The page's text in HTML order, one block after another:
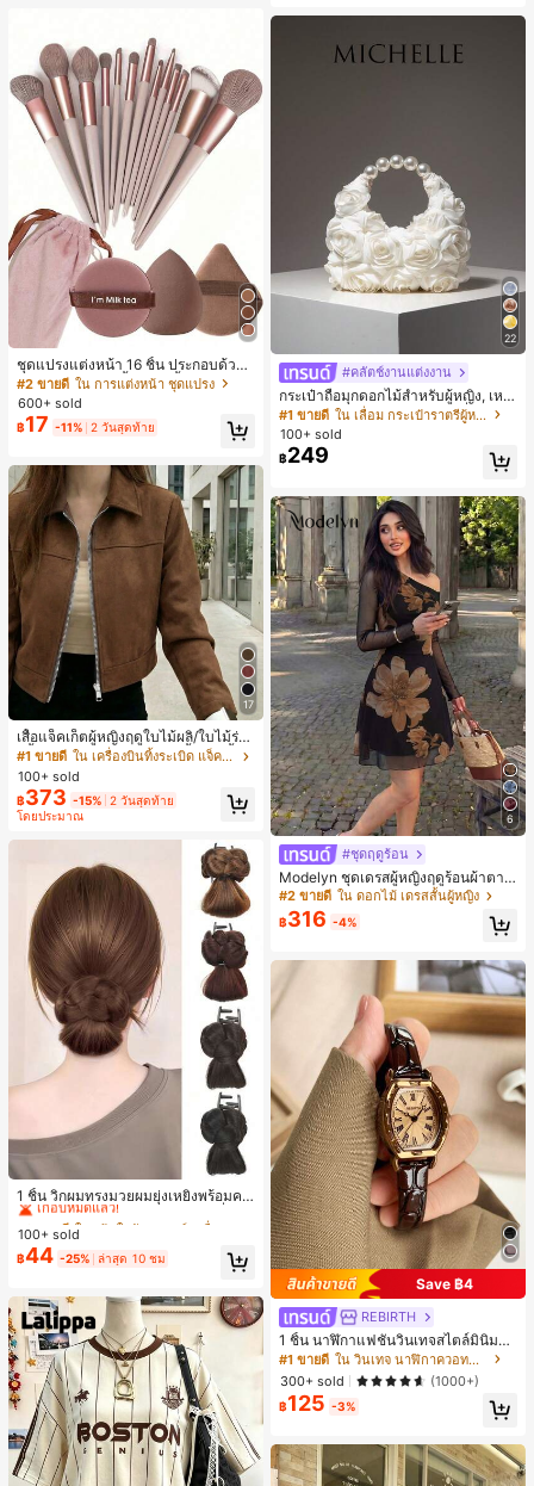
ชุดแปรงแต่งหน้า 16 ชิ้น ประกอบด้วยแ
ปรงแต่งหน้า 13 ชิ้น, ฟองน้ำแต่งหน้ารู
ปหยดน้ำ 1 ชิ้น, แปรงแป้งรองพื้นกลม 1
ชิ้น และฟองน้ำแต่งหน้ารูปสามเหลี่ยม
1 ชิ้น - ชุดคลาสสิก ทำจากขนสังเคราะ
หญิงและเด็กผู้หญิง เหมาะสำหรับฤดูใบ
ไม้ร่วงและฤดูหนาว
#2 ขายดี ใน การแต่งหน้า ชุดแปรง
600+ sold
฿17 -11% 2 วันสุดท้าย
17
เสื้อแจ็คเก็ตผู้หญิงฤดูใบไม้ผลิ/ใบไม้ร่วง
สีพื้น หนังเทียม สไตล์ปกคอเสื้อ ซิปขึ้น
แขนยาว สไตล์ลำลอง วิทยาลัย สนามบิ
น เสื้อนอก สีน้ำตาล สไตล์สบายๆ ฤดูใบ
ไม้ร่วง
#1 ขายดี
ใน เครื่องบินทิ้งระเบิด แจ็คเก็ตผู้หญิง
100+ sold
฿373 -15% 2 วันสุดท้าย
โดยประมาณ
1 ชิ้น วิกผมทรงมวยผมยุ่งเหยิงพร้อมคลิ
ปหนีบผม, คลิปหนีบผมสังเคราะห์ที่ได้รั
บการอัปเกรดแฟชั่น, วิกผมเส้นใยทนคว
ามร้อนสูงที่ออกแบบมาสำหรับผู้หญิง, ใ
ช้งานง่ายโดยไม่ต้องใช้เครื่องมือ, เหมา
สมบูรณ์แบบสำหรับผู้หญิง คลิปหนีบผม
คลิปหนีบผมสบายๆ แฟชั่นผม คลิปหนีบ
ผมหรูหรา ฤดูร้อน ชายหาด วันหยุด
#3 ขายดี
ใน เส้นใยสังเคราะห์ เครื่องประดับผมผู้หญิง
เกือบหมดแล้ว!
#3 ขายดี
เกือบหมดแล้ว!
#3 ขายดี
เกือบหมดแล้ว!
#3 ขายดี
ใน เส้นใยสังเคราะห์ เครื่องประดับผมผู้หญิง
100+ sold
฿44 -25% ล่าสุด 10 ชม
22
#คลัตช์งานแต่งงาน
กระเป๋าถือมุกดอกไม้สำหรับผู้หญิง, เหม
าะสำหรับชุดราตรี, ชุดบอล, เครื่องประ
ดับงานแต่งงาน, กระเป๋าสตางค์สุภาพส
ตรีหรูหรา, ของขวัญสำหรับผู้หญิง (ลาย
สุ่ม)
#1 ขายดี
ใน เลื่อม กระเป๋าราตรีผู้หญิง
100+ sold
฿249
6
#ชุดฤดูร้อน
Modelyn ชุดเดรสผู้หญิงฤดูร้อนผ้าตาข่
ายพิมพ์ลาย คอไม่สมมาตร จับจีบ หรูหร
า เซ็กซี่
#2 ขายดี ใน ดอกไม้ เดรสสั้นผู้หญิง
฿316 -4%
Save ฿4
REBIRTH
1 ชิ้น นาฬิกาแฟชั่นวินเทจสไตล์มินิมอล
เลขโรมันสำหรับผู้หญิง เหมาะสำหรับก
ารตกแต่งประจำวัน
#1 ขายดี
ใน วินเทจ นาฬิกาควอทซ์ผู้หญิง
300+ sold
(1000+)
฿125 -3%